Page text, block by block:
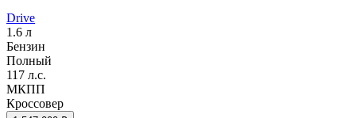
Drive
1.6 л
Бензин
Полный
117 л.с.
МКПП
Кроссовер